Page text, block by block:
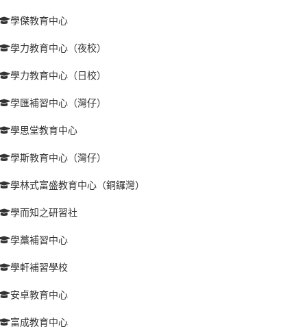
學傑教育中心
學力教育中心（夜校）
學力教育中心（日校）
學匯補習中心（灣仔）
學思堂教育中心
學斯教育中心（灣仔）
學林式富盛教育中心（銅鑼灣）
學而知之研習社
學藁補習中心
學軒補習學校
安卓教育中心
富成教育中心